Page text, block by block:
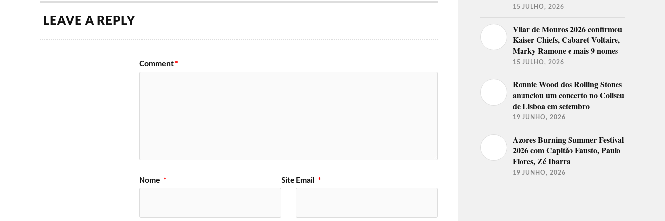
LEAVE A REPLY
Comment *
Nome * Email *
Site
15 JULHO, 2026
Vilar de Mouros 2026 confirmou
Kaiser Chiefs, Cabaret Voltaire,
Marky Ramone e mais 9 nomes
15 JULHO, 2026
Ronnie Wood dos Rolling Stones
anunciou um concerto no Coliseu
de Lisboa em setembro
19 JUNHO, 2026
Azores Burning Summer Festival
2026 com Capitão Fausto, Paulo
Flores, Zé Ibarra
19 JUNHO, 2026